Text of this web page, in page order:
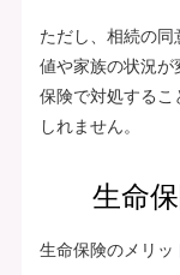
ただし、相続の
値や家族の状況が
保険で対処するこ
しれません。
生命
生命保険のメリッ